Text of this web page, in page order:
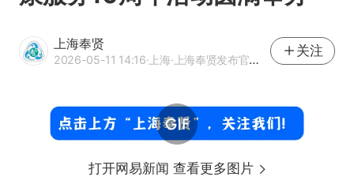
上海奉贤
2026-05-11 14:16·上海·上海奉贤发布官方网易号
关注
打开网易新闻 查看更多图片